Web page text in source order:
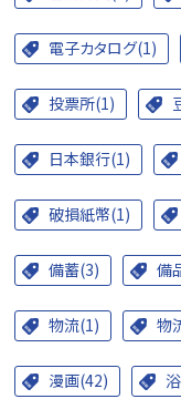
電子カタログ(1)
投票所(1)
日本銀行(1)
破損紙幣(1)
備蓄(3) 備
物流(1) 物
漫画(42)